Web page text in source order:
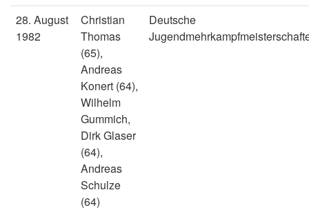
28. August
1982
Christian
Thomas
(65),
Andreas
Konert (64),
Wilhelm
Gummich,
Dirk Glaser
(64),
Andreas
Schulze
(64)
Deutsche